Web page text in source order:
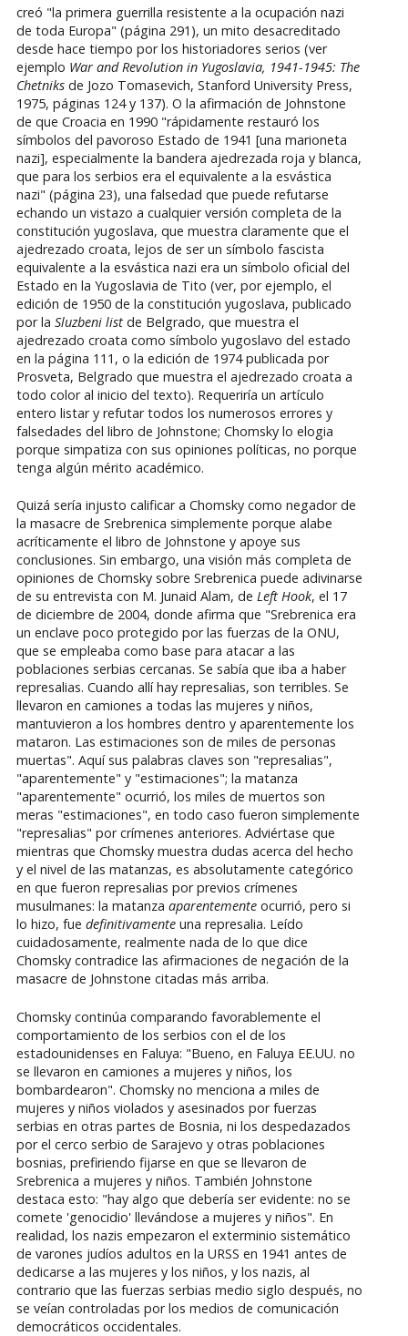
creó "la primera guerrilla resistente a la ocupación nazi
de toda Europa" (página 291), un mito desacreditado
desde hace tiempo por los historiadores serios (ver
ejemplo War and Revolution in Yugoslavia, 1941-1945: The
Chetniksde Jozo Tomasevich, Stanford University Press,
1975, páginas 124 y 137). O la afirmación de Johnstone
de que Croacia en 1990 "rápidamente restauró los
símbolos del pavoroso Estado de 1941 [una marioneta
nazi], especialmente la bandera ajedrezada roja y blanca,
que para los serbios era el equivalente a la esvástica
nazi" (página 23), una falsedad que puede refutarse
echando un vistazo a cualquier versión completa de la
constitución yugoslava, que muestra claramente que el
ajedrezado croata, lejos de ser un símbolo fascista
equivalente a la esvástica nazi era un símbolo oficial del
Estado en la Yugoslavia de Tito (ver, por ejemplo, el
edición de 1950 de la constitución yugoslava, publicado
por la Sluzbenilistde Belgrado, que muestra el
ajedrezado croata como símbolo yugoslavo del estado
en la página 111, o la edición de 1974 publicada por
Prosveta, Belgrado que muestra el ajedrezado croata a
todo color al inicio del texto). Requeriría un artículo
entero listar y refutar todos los numerosos errores y
falsedades del libro de Johnstone; Chomsky lo elogia
porque simpatiza con sus opiniones políticas, no porque
tenga algún mérito académico.
Quizá sería injusto calificar a Chomsky como negador de
la masacre de Srebrenica simplemente porque alabe
acríticamente el libro de Johnstone y apoye sus
conclusiones. Sin embargo, una visión más completa de
opiniones de Chomsky sobre Srebrenica puede adivinarse
de su entrevista con M. Junaid Alam, de Left Hook, el 17
de diciembre de 2004, donde afirma que "Srebrenica era
un enclave poco protegido por las fuerzas de la ONU,
que se empleaba como base para atacar a las
poblaciones serbias cercanas. Se sabía que iba a haber
represalias. Cuando allí hay represalias, son terribles. Se
llevaron en camiones a todas las mujeres y niños,
mantuvieron a los hombres dentro y aparentemente los
mataron. Las estimaciones son de miles de personas
muertas". Aquí sus palabras claves son "represalias",
"aparentemente" y "estimaciones"; la matanza
"aparentemente" ocurrió, los miles de muertos son
meras "estimaciones", en todo caso fueron simplemente
"represalias" por crímenes anteriores. Adviértase que
mientras que Chomsky muestra dudas acerca del hecho
y el nivel de las matanzas, es absolutamente categórico
en que fueron represalias por previos crímenes
musulmanes: la matanza aparentementeocurrió, pero si
lo hizo, fue definitivamenteuna represalia. Leído
cuidadosamente, realmente nada de lo que dice
Chomsky contradice las afirmaciones de negación de la
masacre de Johnstone citadas más arriba.
Chomsky continúa comparando favorablemente el
comportamiento de los serbios con el de los
estadounidenses en Faluya: "Bueno, en Faluya EE.UU. no
se llevaron en camiones a mujeres y niños, los
bombardearon". Chomsky no menciona a miles de
mujeres y niños violados y asesinados por fuerzas
serbias en otras partes de Bosnia, ni los despedazados
por el cerco serbio de Sarajevo y otras poblaciones
bosnias, prefiriendo fijarse en que se llevaron de
Srebrenica a mujeres y niños. También Johnstone
destaca esto: "hay algo que debería ser evidente: no se
comete 'genocidio' llevándose a mujeres y niños". En
realidad, los nazis empezaron el exterminio sistemático
de varones judíos adultos en la URSS en 1941 antes de
dedicarse a las mujeres y los niños, y los nazis, al
contrario que las fuerzas serbias medio siglo después, no
se veían controladas por los medios de comunicación
democráticos occidentales.